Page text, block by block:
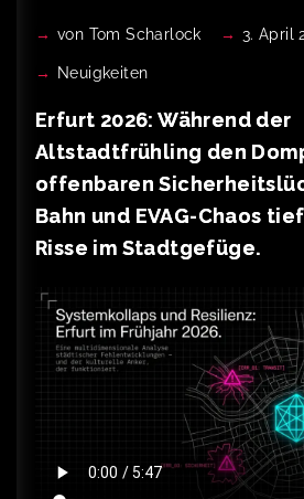
von Tom Scharlock 3. April
Neuigkeiten
Erfurt 2026: Während der
Altstadtfrühling den
offenbaren
Bahn und EVAG-Chaos
Risse im Stadtgefüge.